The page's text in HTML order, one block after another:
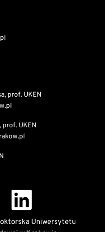
prof. UKEN
prof. UKEN
Uniwersytetu